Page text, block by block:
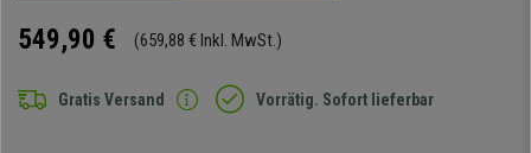
549,90 € (659,88 € Inkl. MwSt.)
Gratis Versand Vorrätig. Sofort lieferbar